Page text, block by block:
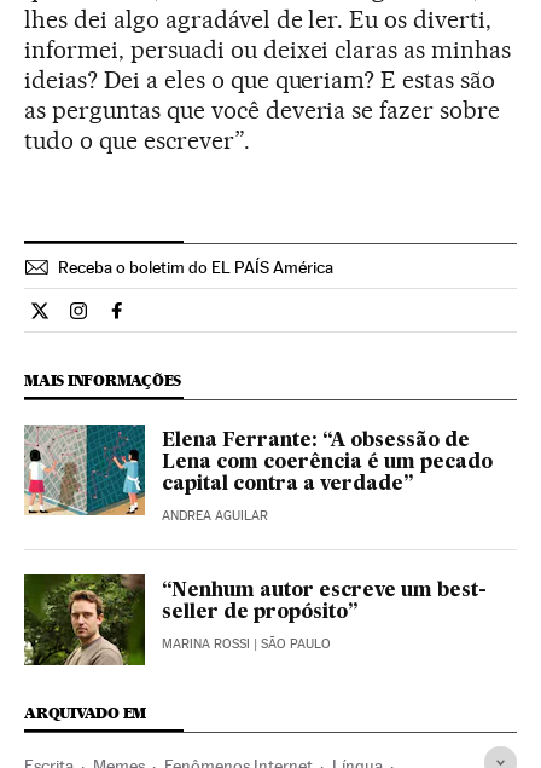
lhes dei algo agradável de ler. Eu os diverti,
informei, persuadi ou deixei claras as minhas
ideias? Dei a eles o que queriam? E estas são
as perguntas que você deveria se fazer sobre
tudo o que escrever”.
Receba o boletim do EL PAÍS América
Cultura El País Brasil en Twitter
Cultura El País Brasil en Instagram
Cultura El País Brasil en Facebook
MAIS INFORMAÇÕES
Elena Ferrante: “A obsessão de
Lena com coerência é um pecado
capital contra a verdade”
ANDREA AGUILAR
“Nenhum autor escreve um best-
seller de propósito”
MARINA ROSSI | SÃO PAULO
ARQUIVADO EM